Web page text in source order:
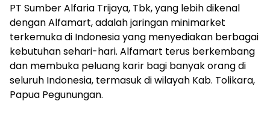
PT Sumber Alfaria Trijaya, Tbk, yang lebih dikenal
dengan Alfamart, adalah jaringan minimarket
terkemuka di Indonesia yang menyediakan berbagai
kebutuhan sehari-hari. Alfamart terus berkembang
dan membuka peluang karir bagi banyak orang di
seluruh Indonesia, termasuk di wilayah Kab. Tolikara,
Papua Pegunungan.